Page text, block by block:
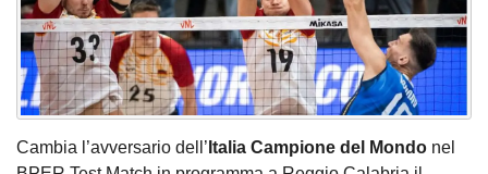
Cambia l’avversario dell’ Italia Campione del Mondo nel